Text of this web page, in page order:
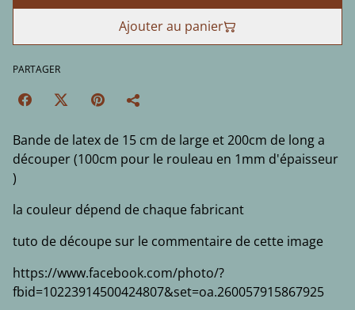
Ajouter au panier
PARTAGER
Bande de latex de 15 cm de large et 200cm de long a
découper (100cm pour le rouleau en 1mm d'épaisseur
)
la couleur dépend de chaque fabricant
tuto de découpe sur le commentaire de cette image
https://www.facebook.com/photo/?
fbid=10223914500424807&set=oa.260057915867925